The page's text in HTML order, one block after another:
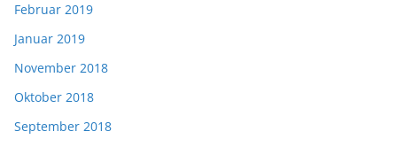
Februar 2019
Januar 2019
November 2018
Oktober 2018
September 2018